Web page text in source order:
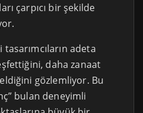
çarpıcı bir şekilde
adeta
daha zanaat
gözlemliyor. Bu
bulan deneyimli